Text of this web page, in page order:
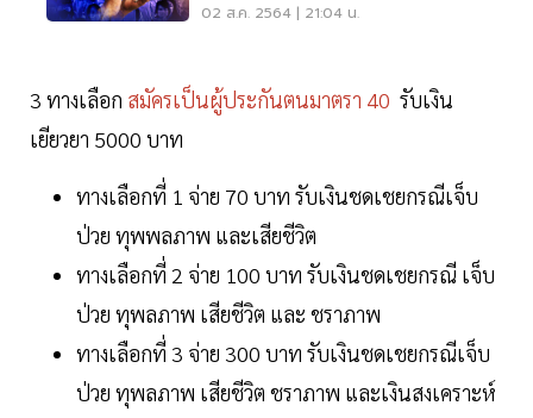
02 ส.ค. 2564 | 21:04 น.
3 ทางเลือก สมัครเป็นผู้ประกันตนมาตรา 40 รับเงิน
เยียวยา 5000 บาท
ทางเลือกที่ 1 จ่าย 70 บาท รับเงินชดเชยกรณีเจ็บ
ป่วย ทุพพลภาพ และเสียชีวิต
ทางเลือกที่ 2 จ่าย 100 บาท รับเงินชดเชยกรณี เจ็บ
ป่วย ทุพลภาพ เสียชีวิต และ ชราภาพ
ทางเลือกที่ 3 จ่าย 300 บาท รับเงินชดเชยกรณีเจ็บ
ป่วย ทุพลภาพ เสียชีวิต ชราภาพ และเงินสงเคราะห์